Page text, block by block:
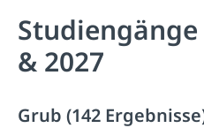
& 2027
Grub (142